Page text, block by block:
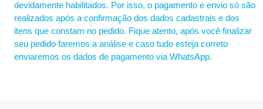
devidamente habilitados. Por isso, o pagamento e envio só são
realizados após a confirmação dos dados cadastrais e dos
itens que constam no pedido. Fique atento, após você finalizar
seu pedido faremos a análise e caso tudo esteja correto
enviaremos os dados de pagamento via WhatsApp.